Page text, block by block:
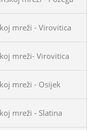
mreži - Virovitica
mreži- Virovitica
mreži - Osijek
mreži - Slatina